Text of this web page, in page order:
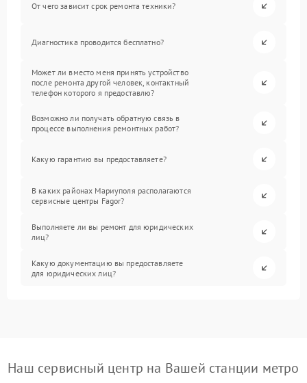
От чего зависит срок ремонта техники?
Диагностика проводится бесплатно?
Может ли вместо меня принять устройство
после ремонта другой человек, контактный
телефон которого я предоставлю?
Возможно ли получать обратную связь в
процессе выполнения ремонтных работ?
Какую гарантию вы предоставляете?
В каких районах Мариуполя располагаются
сервисные центры Fagor?
Выполняете ли вы ремонт для юридических
лиц?
Какую документацию вы предоставляете
для юридических лиц?
Наш сервисный центр на Вашей станции метро